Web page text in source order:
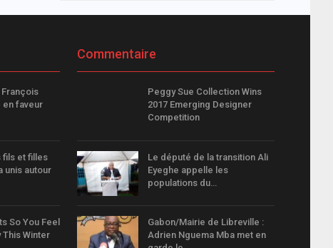
François
en faveur
fils et filles
unis autour
So You Feel
This Winter
Commentaire
Peggy Sue Collection Wins
2017 Emerging Designer
Competition
Le député de la transition Ali
Eyeghe appelle les
populations du…
Gabon/Mairie de Libreville :
Adrien Nguema Mba met en